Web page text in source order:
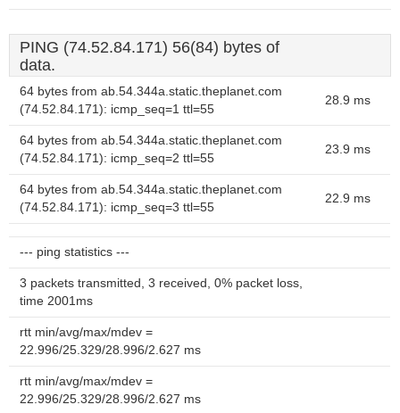
PING (74.52.84.171) 56(84) bytes of
data.
64 bytes from ab.54.344a.static.theplanet.com
(74.52.84.171): icmp_seq=1 ttl=55
28.9 ms
64 bytes from ab.54.344a.static.theplanet.com
(74.52.84.171): icmp_seq=2 ttl=55
23.9 ms
64 bytes from ab.54.344a.static.theplanet.com
(74.52.84.171): icmp_seq=3 ttl=55
22.9 ms
--- ping statistics ---
3 packets transmitted, 3 received, 0% packet loss,
time 2001ms
rtt min/avg/max/mdev =
22.996/25.329/28.996/2.627 ms
rtt min/avg/max/mdev =
22.996/25.329/28.996/2.627 ms